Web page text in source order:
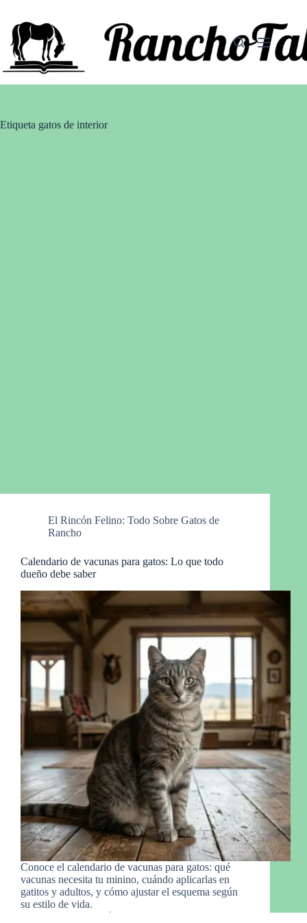
contenido
Etiqueta gatos de interior
El Rincón Felino: Todo Sobre Gatos de
Rancho
Calendario de vacunas para gatos: Lo que todo
dueño debe saber
Conoce el calendario de vacunas para gatos: qué
vacunas necesita tu minino, cuándo aplicarlas en
gatitos y adultos, y cómo ajustar el esquema según
su estilo de vida.